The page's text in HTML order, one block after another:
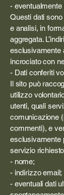
-
Questi dati
e analisi, in
aggregata.
esclusivamente
incrociato con
- Dati conferiti
Il sito può
utilizzo
utenti, quali
comunicazione
commenti), e
esclusivamente
servizio
- nome;
- indirizzo email;
- eventuali dati